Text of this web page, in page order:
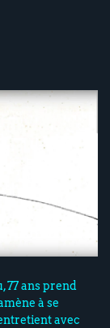
77 ans prend
à se
avec